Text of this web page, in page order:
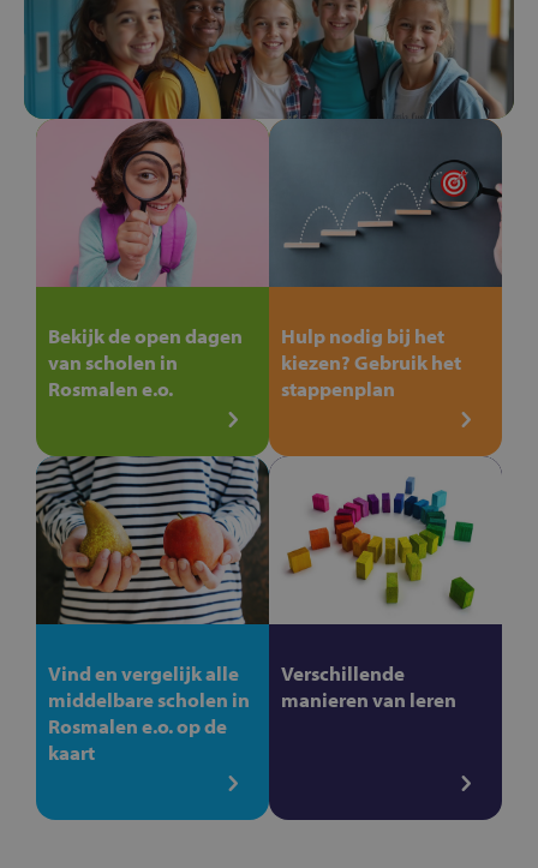
Bekijk de open dagen
van scholen in
Rosmalen e.o.
Hulp nodig bij het
kiezen? Gebruik het
stappenplan
Vind en vergelijk alle
middelbare scholen in
Rosmalen e.o. op de
kaart
Verschillende
manieren van leren